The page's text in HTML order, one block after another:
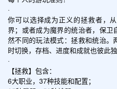
·
你可以选择成为正义的拯救者，
界；或者成为魔界的统治者，保
然不同的玩法模式：拯救和统治
时切换，存档、进度和成就也彼此
·
【拯救】包含：
6大职业，37种技能和配置；